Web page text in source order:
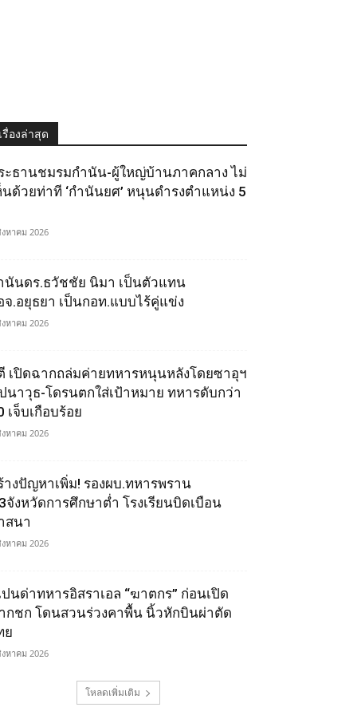
เรื่องล่าสุด
ะธานชมรมกำนัน-ผู้ใหญ่บ้านภาคกลาง ไม่
นด้วยท่าที ‘กำนันยศ’ หนุนดำรงตำแหน่ง 5
หาคม 2026
นันดร.ธวัชชัย นิมา เป็นตัวแทน
จ.อยุธยา เป็นกอท.แบบไร้คู่แข่ง
หาคม 2026
เปิดฉากถล่มค่ายทหารหนุนหลังโดยซาอุฯ
นาวุธ-โดรนตกใส่เป้าหมาย ทหารดับกว่า
เจ็บเกือบร้อย
หาคม 2026
างปัญหาเพิ่ม! รองผบ.ทหารพราน
จังหวัดการศึกษาต่ำ โรงเรียนบิดเบือน
สนา
หาคม 2026
ปนด่าทหารอิสราเอล “ฆาตกร” ก่อนเปิด
กชก โดนสวนร่วงคาพื้น นิ้วหักบินผ่าตัด
ย
หาคม 2026
โหลดเพิ่มเติม